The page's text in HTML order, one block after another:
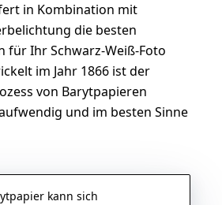
in Kombination mit
die besten
für Ihr Schwarz-Weiß-Foto
im Jahr 1866 ist der
von Barytpapieren
und im besten Sinne
kann sich